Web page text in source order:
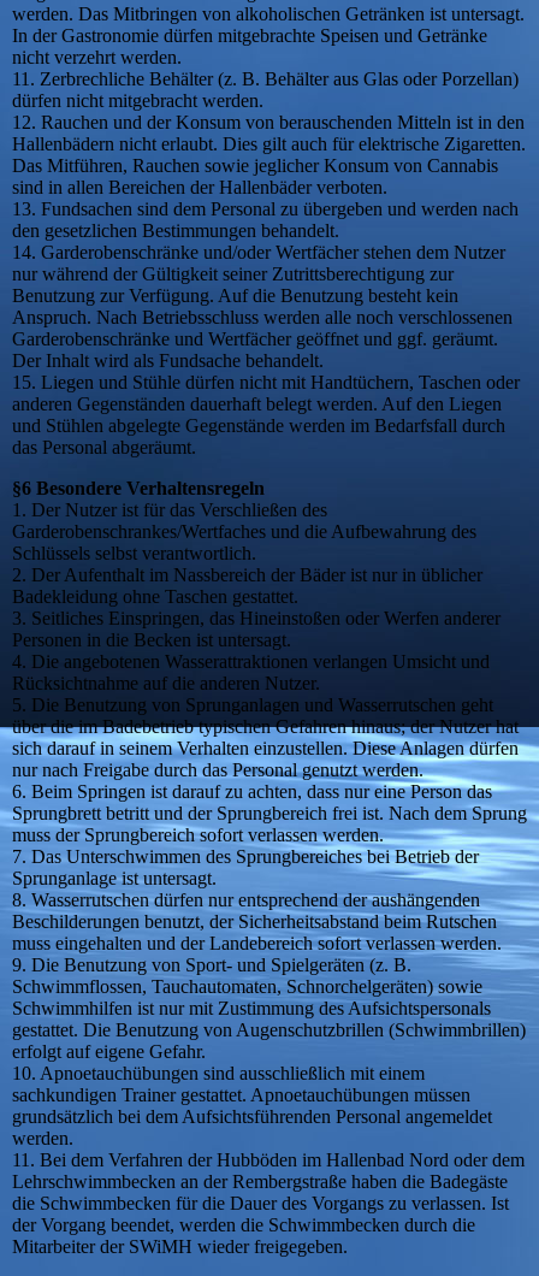
werden. Das Mitbringen von alkoholischen Getränken ist untersagt.
In der Gastronomie dürfen mitgebrachte Speisen und Getränke
nicht verzehrt werden.
11. Zerbrechliche Behälter (z. B. Behälter aus Glas oder Porzellan)
dürfen nicht mitgebracht werden.
12. Rauchen und der Konsum von berauschenden Mitteln ist in den
Hallenbädern nicht erlaubt. Dies gilt auch für elektrische Zigaretten.
Das Mitführen, Rauchen sowie jeglicher Konsum von Cannabis
sind in allen Bereichen der Hallenbäder verboten.
13. Fundsachen sind dem Personal zu übergeben und werden nach
den gesetzlichen Bestimmungen behandelt.
14. Garderobenschränke und/oder Wertfächer stehen dem Nutzer
nur während der Gültigkeit seiner Zutrittsberechtigung zur
Benutzung zur Verfügung. Auf die Benutzung besteht kein
Anspruch. Nach Betriebsschluss werden alle noch verschlossenen
Garderobenschränke und Wertfächer geöffnet und ggf. geräumt.
Der Inhalt wird als Fundsache behandelt.
15. Liegen und Stühle dürfen nicht mit Handtüchern, Taschen oder
anderen Gegenständen dauerhaft belegt werden. Auf den Liegen
und Stühlen abgelegte Gegenstände werden im Bedarfsfall durch
das Personal abgeräumt.
§6 Besondere Verhaltensregeln
1. Der Nutzer ist für das Verschließen des
Garderobenschrankes/Wertfaches und die Aufbewahrung des
Schlüssels selbst verantwortlich.
2. Der Aufenthalt im Nassbereich der Bäder ist nur in üblicher
Badekleidung ohne Taschen gestattet.
3. Seitliches Einspringen, das Hineinstoßen oder Werfen anderer
Personen in die Becken ist untersagt.
4. Die angebotenen Wasserattraktionen verlangen Umsicht und
Rücksichtnahme auf die anderen Nutzer.
5. Die Benutzung von Sprunganlagen und Wasserrutschen geht
über die im Badebetrieb typischen Gefahren hinaus; der Nutzer hat
sich darauf in seinem Verhalten einzustellen. Diese Anlagen dürfen
nur nach Freigabe durch das Personal genutzt werden.
6. Beim Springen ist darauf zu achten, dass nur eine Person das
Sprungbrett betritt und der Sprungbereich frei ist. Nach dem Sprung
muss der Sprungbereich sofort verlassen werden.
7. Das Unterschwimmen des Sprungbereiches bei Betrieb der
Sprunganlage ist untersagt.
8. Wasserrutschen dürfen nur entsprechend der aushängenden
Beschilderungen benutzt, der Sicherheitsabstand beim Rutschen
muss eingehalten und der Landebereich sofort verlassen werden.
9. Die Benutzung von Sport- und Spielgeräten (z. B.
Schwimmflossen, Tauchautomaten, Schnorchelgeräten) sowie
Schwimmhilfen ist nur mit Zustimmung des Aufsichtspersonals
gestattet. Die Benutzung von Augenschutzbrillen (Schwimmbrillen)
erfolgt auf eigene Gefahr.
10. Apnoetauchübungen sind ausschließlich mit einem
sachkundigen Trainer gestattet. Apnoetauchübungen müssen
grundsätzlich bei dem Aufsichtsführenden Personal angemeldet
werden.
11. Bei dem Verfahren der Hubböden im Hallenbad Nord oder dem
Lehrschwimmbecken an der Rembergstraße haben die Badegäste
die Schwimmbecken für die Dauer des Vorgangs zu verlassen. Ist
der Vorgang beendet, werden die Schwimmbecken durch die
Mitarbeiter der SWiMH wieder freigegeben.